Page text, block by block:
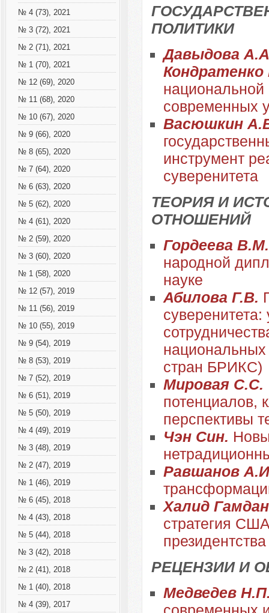
№ 4 (73), 2021
№ 3 (72), 2021
№ 2 (71), 2021
№ 1 (70), 2021
№ 12 (69), 2020
№ 11 (68), 2020
№ 10 (67), 2020
№ 9 (66), 2020
№ 8 (65), 2020
№ 7 (64), 2020
№ 6 (63), 2020
№ 5 (62), 2020
№ 4 (61), 2020
№ 2 (59), 2020
№ 3 (60), 2020
№ 1 (58), 2020
№ 12 (57), 2019
№ 11 (56), 2019
№ 10 (55), 2019
№ 9 (54), 2019
№ 8 (53), 2019
№ 7 (52), 2019
№ 6 (51), 2019
№ 5 (50), 2019
№ 4 (49), 2019
№ 3 (48), 2019
№ 2 (47), 2019
№ 1 (46), 2019
№ 6 (45), 2018
№ 4 (43), 2018
№ 5 (44), 2018
№ 3 (42), 2018
№ 2 (41), 2018
№ 1 (40), 2018
№ 4 (39), 2017
ПОЛИТИКИ
Давыдова
национальной
современных
Васюшкин
инструмент
суверенитета
ТЕОРИЯ И
ОТНОШЕНИЙ
Гордеева
народной
науке
Абилова Г.В.
суверенитета:
национальных
стран БРИКС)
Мировая С.С.
потенциалов,
перспективы
Чэн Син.
Равшанов
Халид
стратегия
РЕЦЕНЗИИ И
Медведев